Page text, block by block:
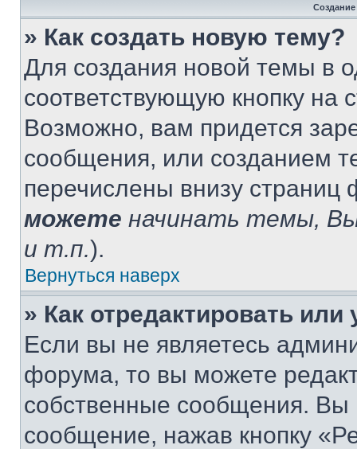
» Как создать новую тему?
Для создания новой темы в
соответствующую кнопку
Возможно, вам придется
сообщения, или созданием
перечислены внизу
можете начинать темы,
и т.п.).
Вернуться наверх
» Как отредактировать
Если вы не являетесь
форума, то вы можете
собственные сообщения. Вы
сообщение, нажав кнопку